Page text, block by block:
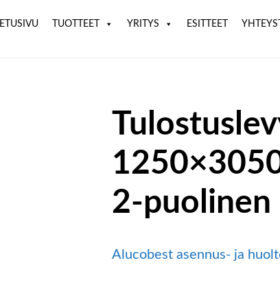
ETUSIVU TUOTTEET YRITYS ESITTEET
2-puolinen
Alucobest asennus- ja